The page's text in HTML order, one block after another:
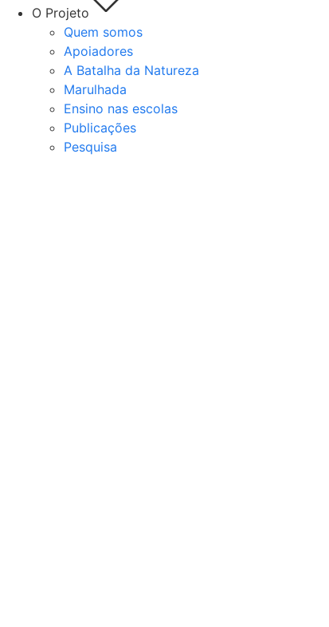
O Projeto
Quem somos
Apoiadores
A Batalha da Natureza
Marulhada
Ensino nas escolas
Publicações
Pesquisa